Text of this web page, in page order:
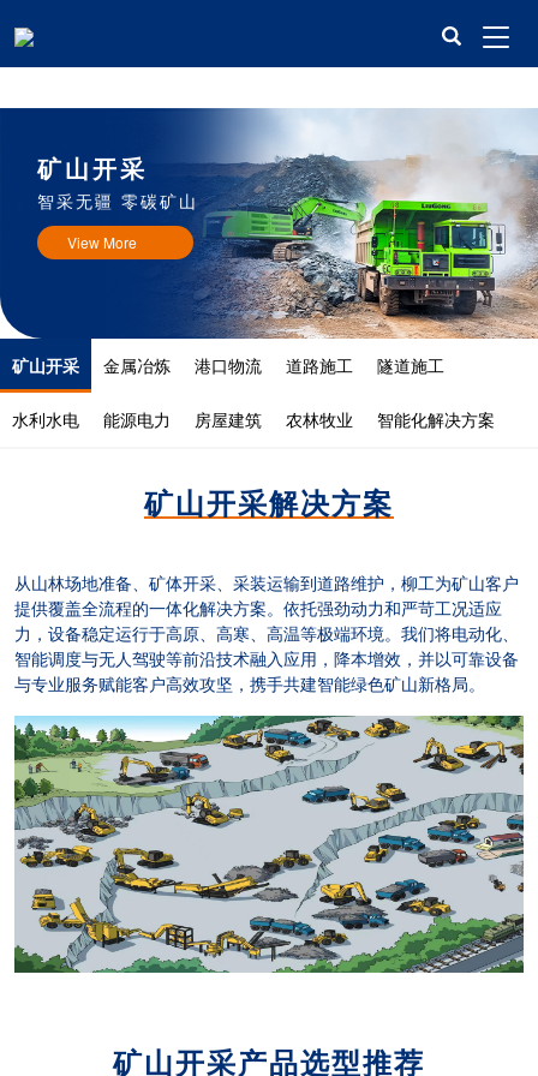
米兰平台
矿山开采
智采无疆 零碳矿山
View More
矿山开采 金属冶炼 港口物流 道路施工 隧道施工
水利水电 能源电力 房屋建筑 农林牧业 智能化解决方案
矿山开采解决方案
从山林场地准备、矿体开采、采装运输到道路维护，柳工为矿山客户
提供覆盖全流程的一体化解决方案。依托强劲动力和严苛工况适应
力，设备稳定运行于高原、高寒、高温等极端环境。我们将电动化、
智能调度与无人驾驶等前沿技术融入应用，降本增效，并以可靠设备
与专业服务赋能客户高效攻坚，携手共建智能绿色矿山新格局。
矿山开采产品选型推荐